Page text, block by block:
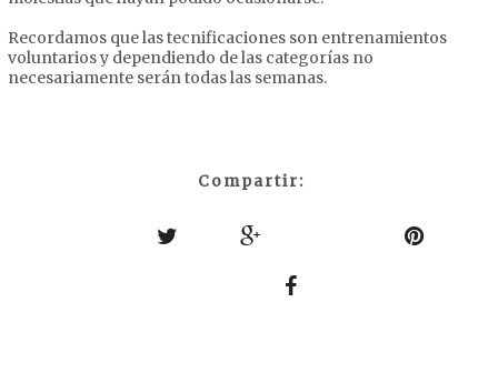
Recordamos que las tecnificaciones son entrenamientos
voluntarios y dependiendo de las categorías no
necesariamente serán todas las semanas.
Compartir: